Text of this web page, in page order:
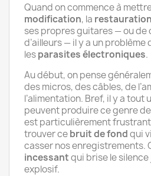
Quand on commence à
modification, la restauration
ses propres guitares — ou de
d’ailleurs — il y a un
lesparasites électroniques.
Au début, on pense
des micros, des câbles, de
l’alimentation. Bref, il y a tout
peuvent produire ce genre
est particulièrement frustrant
trouver cebruit de fondqui
casser nos enregistrements.
incessantqui brise le
explosif.